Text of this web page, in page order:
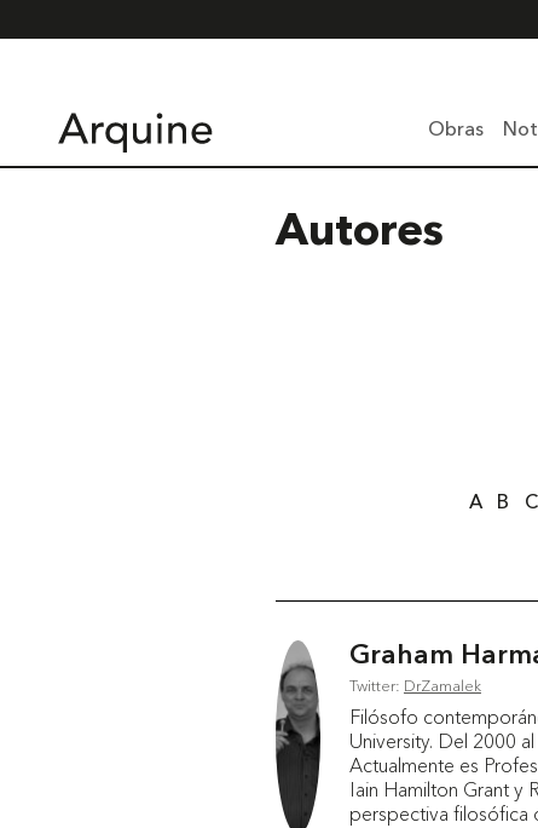
Obras
Autores
A B C
Graham
Twitter: DrZamalek
Filósofo
University. Del 2000
Actualmente es
Iain Hamilton Grant y
perspectiva filosófica